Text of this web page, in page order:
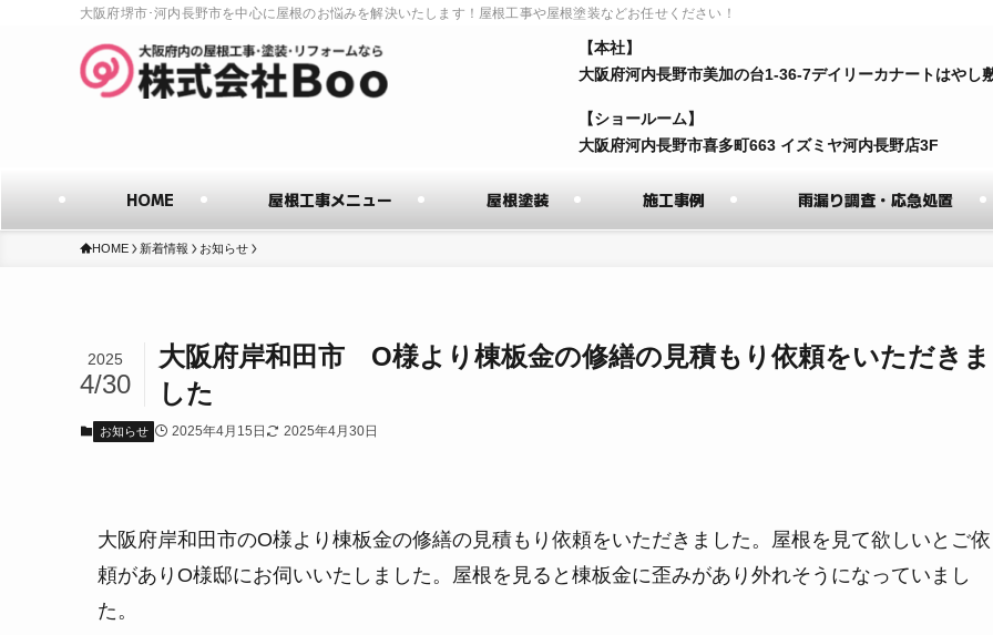
大阪府堺市･河内長野市を中心に屋根のお悩みを解決いたします！屋根工事や屋根塗装などお任せください！
HOME 屋根工事メニュー 屋根塗装 施工事例 雨漏り調査・応急処置
【本社】
⼤阪府河内⻑野市美加の台1-36-7デイリーカナートはやし
【ショールーム】
⼤阪府河内⻑野市喜多町663 イズミヤ河内⻑野店3F
HOME 新着情報 お知らせ
大阪府岸和田市 O様より棟板金の修繕の見積もり依頼をいただきま
した
2025
4/30
お知らせ 2025年4月15日 2025年4月30日
大阪府岸和田市のO様より棟板金の修繕の見積もり依頼をいただきました。屋根を見て欲しいとご依
頼がありO様邸にお伺いいたしました。屋根を見ると棟板金に歪みがあり外れそうになっていまし
た。